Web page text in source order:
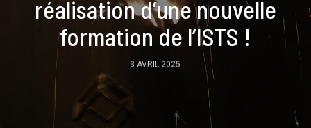
réalisation d’une nouvelle
formation de l’ISTS !
3 AVRIL 2025